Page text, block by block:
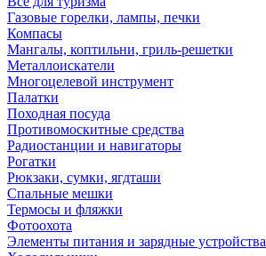
Газовые горелки, лампы, печки
Компасы
Мангалы, коптильни, гриль-решетки
Металлоискатели
Многоцелевой инструмент
Палатки
Походная посуда
Противомоскитные средства
Радиостанции и навигаторы
Рогатки
Рюкзаки, сумки, ягдташи
Спальные мешки
Термосы и фляжки
Фотоохота
Элементы питания и зарядные устройства